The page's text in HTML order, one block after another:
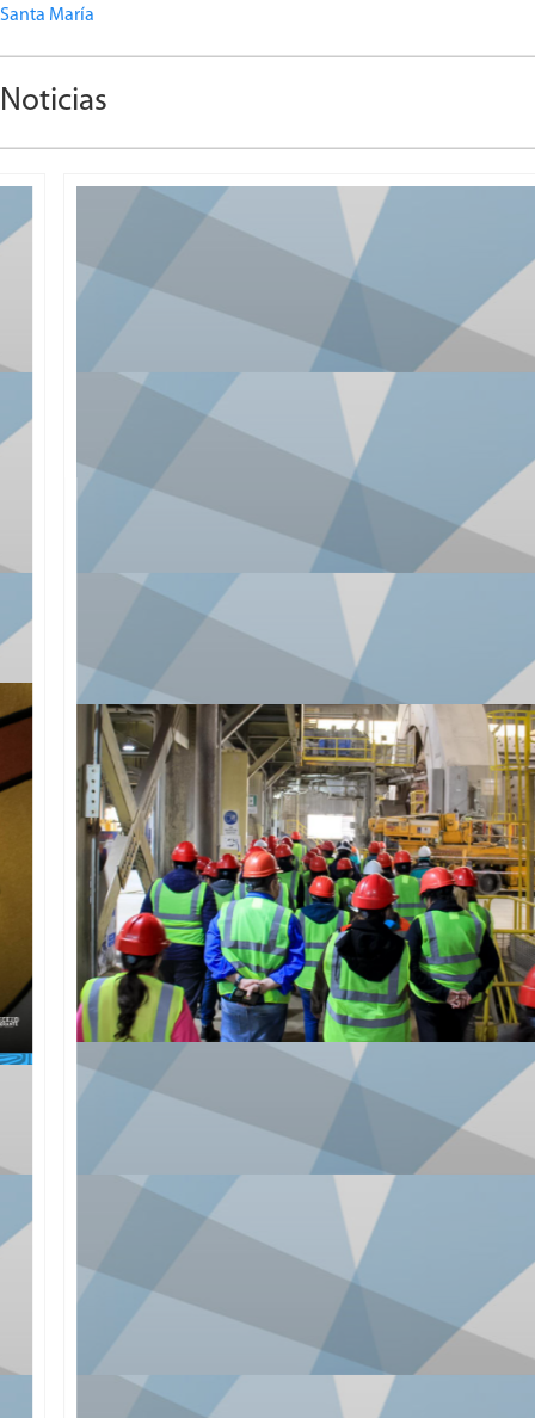
Santa María
Noticias